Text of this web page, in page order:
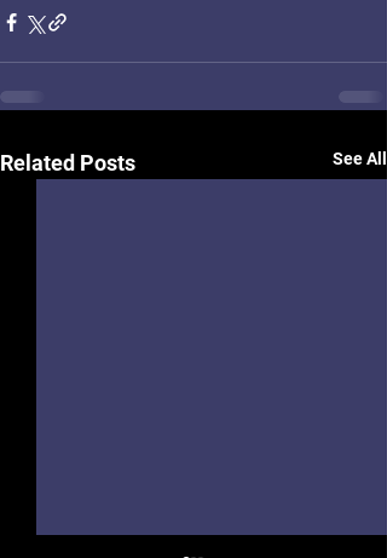
Related Posts See All